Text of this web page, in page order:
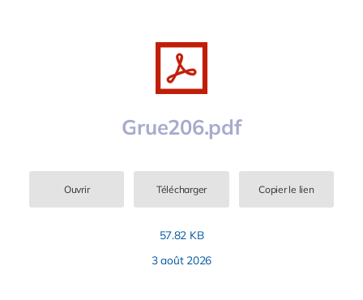
Grue206.pdf
Ouvrir Télécharger Copier le lien
57.82 KB
3 août 2026